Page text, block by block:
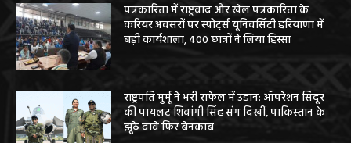
पत्रकारिता में राष्ट्रवाद और खेल पत्रकारिता के
करियर अवसरों पर स्पोर्ट्स यूनिवर्सिटी हरियाणा में
बड़ी कार्यशाला, 400 छात्रों ने लिया हिस्सा
राष्ट्रपति मुर्मू ने भरी राफेल में उड़ान: ऑपरेशन सिंदूर
की पायलट शिवांगी सिंह संग दिखीं, पाकिस्तान के
झूठे दावे फिर बेनकाब